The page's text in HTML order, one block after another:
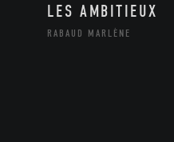
LES AMBITIEUX
RABAUD MARLÈNE